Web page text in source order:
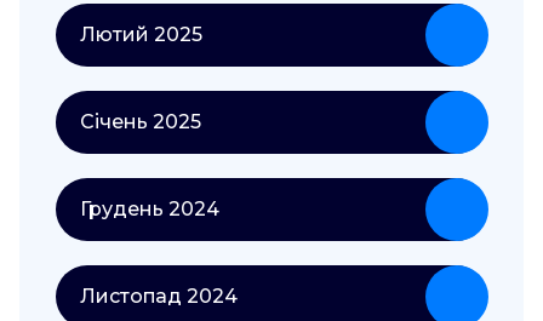
Лютий 2025
Січень 2025
Грудень 2024
Листопад 2024